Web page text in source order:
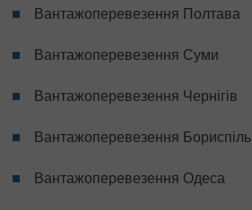
Вантажоперевезення Полтава
Вантажоперевезення Суми
Вантажоперевезення Чернігів
Вантажоперевезення Бориспіль
Вантажоперевезення Одеса